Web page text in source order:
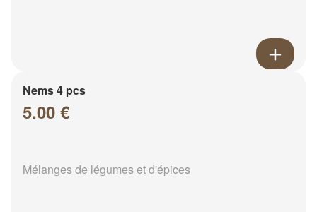
Nems 4 pcs
5.00 €
Mélanges de légumes et d'épices